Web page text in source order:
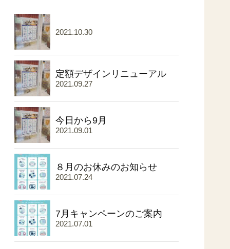
2021.10.30
定額デザインリニューアル
2021.09.27
今日から9月
2021.09.01
８月のお休みのお知らせ
2021.07.24
7月キャンペーンのご案内
2021.07.01